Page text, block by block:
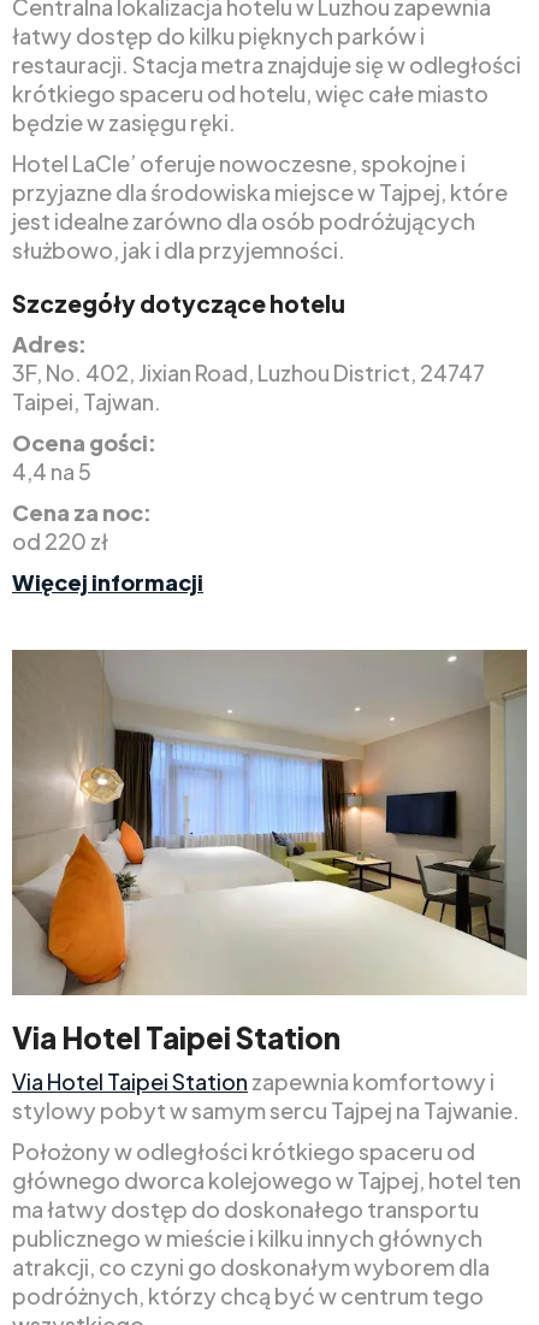
Centralna lokalizacja hotelu w Luzhou zapewnia
łatwy dostęp do kilku pięknych parków i
restauracji. Stacja metra znajduje się w odległości
krótkiego spaceru od hotelu, więc całe miasto
będzie w zasięgu ręki.
Hotel LaCle’ oferuje nowoczesne, spokojne i
przyjazne dla środowiska miejsce w Tajpej, które
jest idealne zarówno dla osób podróżujących
służbowo, jak i dla przyjemności.
Szczegóły dotyczące hotelu
Adres:
3F, No. 402, Jixian Road, Luzhou District, 24747
Taipei, Tajwan.
Ocena gości:
4,4 na 5
Cena za noc:
od 220 zł
Więcej informacji
Via Hotel Taipei Station
Via Hotel Taipei Station zapewnia komfortowy i
stylowy pobyt w samym sercu Tajpej na Tajwanie.
Położony w odległości krótkiego spaceru od
głównego dworca kolejowego w Tajpej, hotel ten
ma łatwy dostęp do doskonałego transportu
publicznego w mieście i kilku innych głównych
atrakcji, co czyni go doskonałym wyborem dla
podróżnych, którzy chcą być w centrum tego